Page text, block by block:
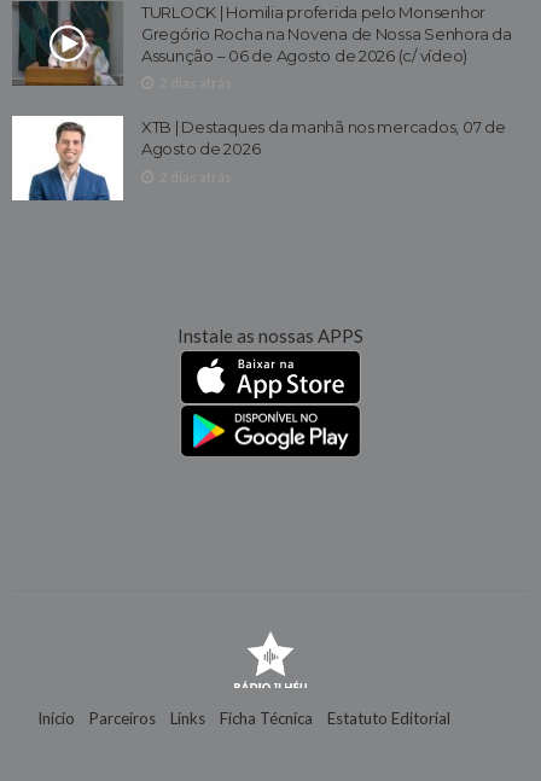
TURLOCK | Homilia proferida pelo Monsenhor
Gregório Rocha na Novena de Nossa Senhora da
Assunção – 06 de Agosto de 2026 (c/ vídeo)
XTB | Destaques da manhã nos mercados, 07 de
Agosto de 2026
Instale as nossas APPS
Início Parceiros Links Ficha Técnica Estatuto Editorial